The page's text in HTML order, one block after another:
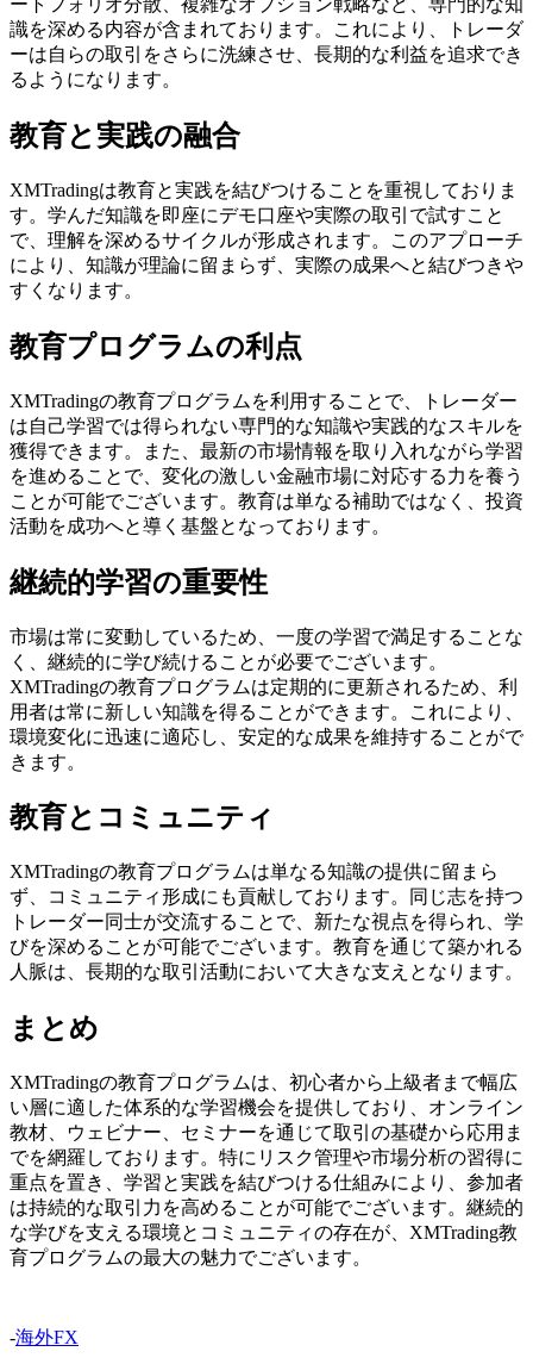
ートフォリオ分散、複雑なオプション戦略など、専門的な知
識を深める内容が含まれております。これにより、トレーダ
ーは自らの取引をさらに洗練させ、長期的な利益を追求でき
るようになります。
教育と実践の融合
XMTradingは教育と実践を結びつけることを重視しておりま
す。学んだ知識を即座にデモ口座や実際の取引で試すこと
で、理解を深めるサイクルが形成されます。このアプローチ
により、知識が理論に留まらず、実際の成果へと結びつきや
すくなります。
教育プログラムの利点
XMTradingの教育プログラムを利用することで、トレーダー
は自己学習では得られない専門的な知識や実践的なスキルを
獲得できます。また、最新の市場情報を取り入れながら学習
を進めることで、変化の激しい金融市場に対応する力を養う
ことが可能でございます。教育は単なる補助ではなく、投資
活動を成功へと導く基盤となっております。
継続的学習の重要性
市場は常に変動しているため、一度の学習で満足することな
く、継続的に学び続けることが必要でございます。
XMTradingの教育プログラムは定期的に更新されるため、利
用者は常に新しい知識を得ることができます。これにより、
環境変化に迅速に適応し、安定的な成果を維持することがで
きます。
教育とコミュニティ
XMTradingの教育プログラムは単なる知識の提供に留まら
ず、コミュニティ形成にも貢献しております。同じ志を持つ
トレーダー同士が交流することで、新たな視点を得られ、学
びを深めることが可能でございます。教育を通じて築かれる
人脈は、長期的な取引活動において大きな支えとなります。
まとめ
XMTradingの教育プログラムは、初心者から上級者まで幅広
い層に適した体系的な学習機会を提供しており、オンライン
教材、ウェビナー、セミナーを通じて取引の基礎から応用ま
でを網羅しております。特にリスク管理や市場分析の習得に
重点を置き、学習と実践を結びつける仕組みにより、参加者
は持続的な取引力を高めることが可能でございます。継続的
な学びを支える環境とコミュニティの存在が、XMTrading教
育プログラムの最大の魅力でございます。
-海外FX